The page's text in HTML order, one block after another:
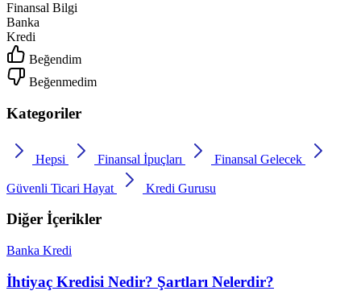
Finansal Bilgi
Banka
Kredi
Beğendim
Beğenmedim
Kategoriler
Hepsi Finansal İpuçları Finansal Gelecek
Güvenli Ticari Hayat Kredi Gurusu
Diğer İçerikler
Banka Kredi
İhtiyaç Kredisi Nedir? Şartları Nelerdir?